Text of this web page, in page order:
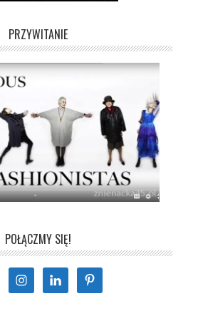
PRZYWITANIE
POŁĄCZMY SIĘ!